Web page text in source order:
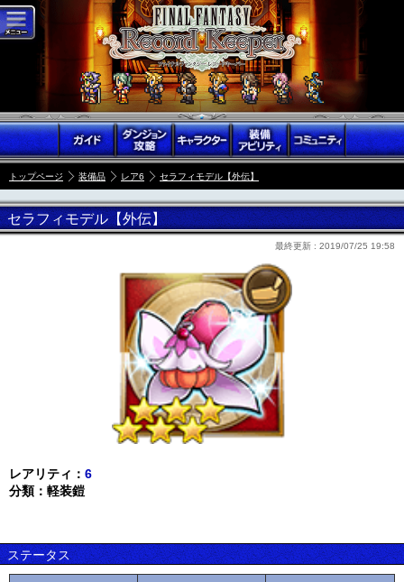
トップページ 装備品 レア6 セラフィモデル【外伝】
セラフィモデル【外伝】
最終更新 : 2019/07/25 19:58
レアリティ： 6
分類：軽装鎧
ステータス